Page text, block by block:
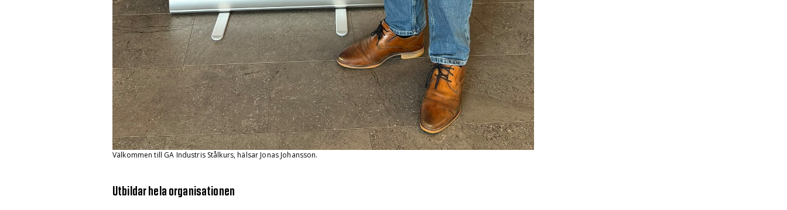
Välkommen till GA Industris Stålkurs, hälsar Jonas Johansson.
Utbildar hela organisationen